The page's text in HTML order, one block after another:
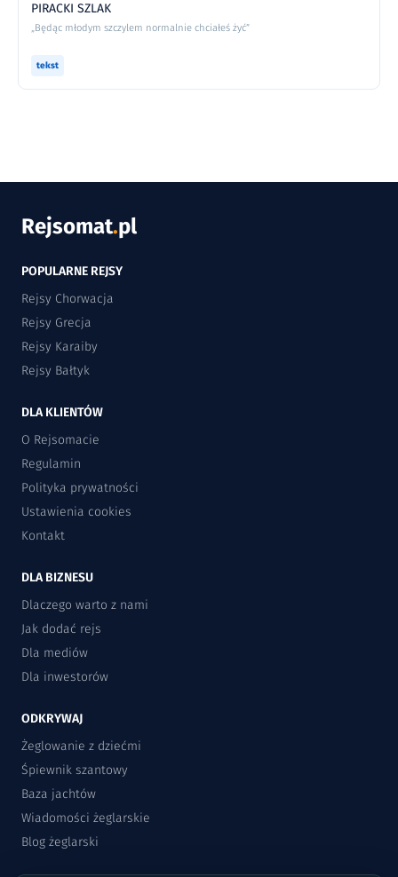
PIRACKI SZLAK
„Będąc młodym szczylem normalnie chciałeś żyć”
tekst
Rejsomat.pl
POPULARNE REJSY
Rejsy Chorwacja
Rejsy Grecja
Rejsy Karaiby
Rejsy Bałtyk
DLA KLIENTÓW
O Rejsomacie
Regulamin
Polityka prywatności
Ustawienia cookies
Kontakt
DLA BIZNESU
Dlaczego warto z nami
Jak dodać rejs
Dla mediów
Dla inwestorów
ODKRYWAJ
Żeglowanie z dziećmi
Śpiewnik szantowy
Baza jachtów
Wiadomości żeglarskie
Blog żeglarski